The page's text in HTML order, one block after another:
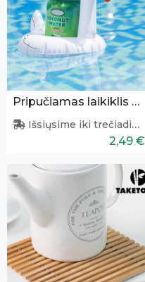
Pripučiamas laikiklis skardinei
Išsiųsime iki trečiadienio
2,49 €